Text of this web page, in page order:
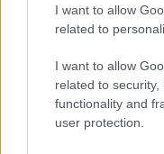
I want to allow
related to
I want to allow
related to
functionality and
user protection.
Ο ΕΦΕΤ καλεί
προμηθευτεί το
καταναλώσουν.
Διαβάστε ακόμη